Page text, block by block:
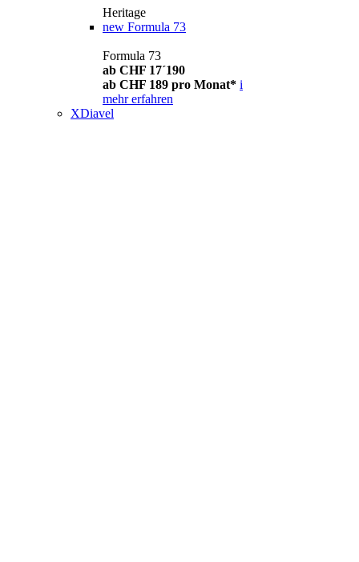
Heritage
new Formula 73
Formula 73
ab CHF 17´190
ab CHF 189 pro Monat* i
mehr erfahren
XDiavel